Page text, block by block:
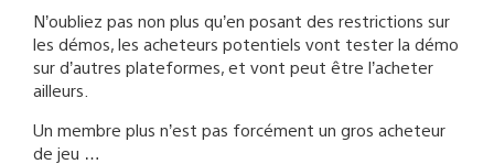
N’oubliez pas non plus qu’en posant des restrictions sur
les démos, les acheteurs potentiels vont tester la démo
sur d’autres plateformes, et vont peut être l’acheter
ailleurs.
Un membre plus n’est pas forcément un gros acheteur
de jeu …